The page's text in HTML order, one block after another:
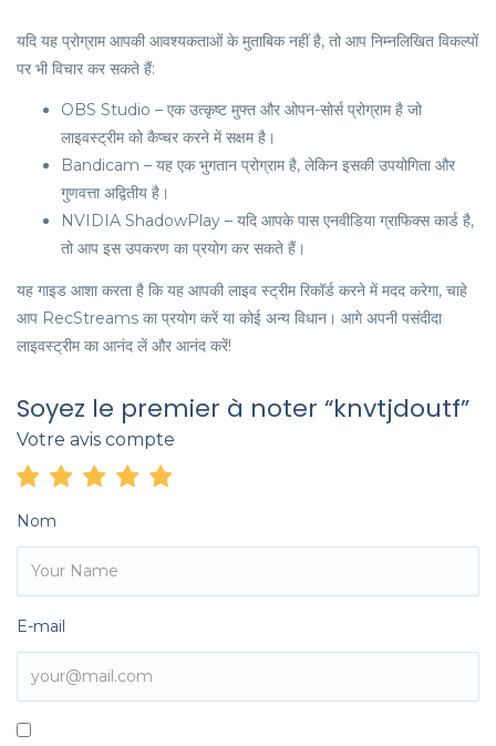
यदि यह प्रोग्राम आपकी आवश्यकताओं के मुताबिक नहीं है, तो आप निम्नलिखित विकल्पों
पर भी विचार कर सकते हैं:
OBS Studio – एक उत्कृष्ट मुफ्त और ओपन-सोर्स प्रोग्राम है जो
लाइवस्ट्रीम को कैप्चर करने में सक्षम है।
Bandicam – यह एक भुगतान प्रोग्राम है, लेकिन इसकी उपयोगिता और
गुणवत्ता अद्वितीय है।
NVIDIA ShadowPlay – यदि आपके पास एनवीडिया ग्राफिक्स कार्ड है,
तो आप इस उपकरण का प्रयोग कर सकते हैं।
यह गाइड आशा करता है कि यह आपकी लाइव स्ट्रीम रिकॉर्ड करने में मदद करेगा, चाहे
आप RecStreams का प्रयोग करें या कोई अन्य विधान। आगे अपनी पसंदीदा
लाइवस्ट्रीम का आनंद लें और आनंद करें!
Soyez le premier à noter “knvtjdoutf”
Votre avis compte
Nom
E-mail